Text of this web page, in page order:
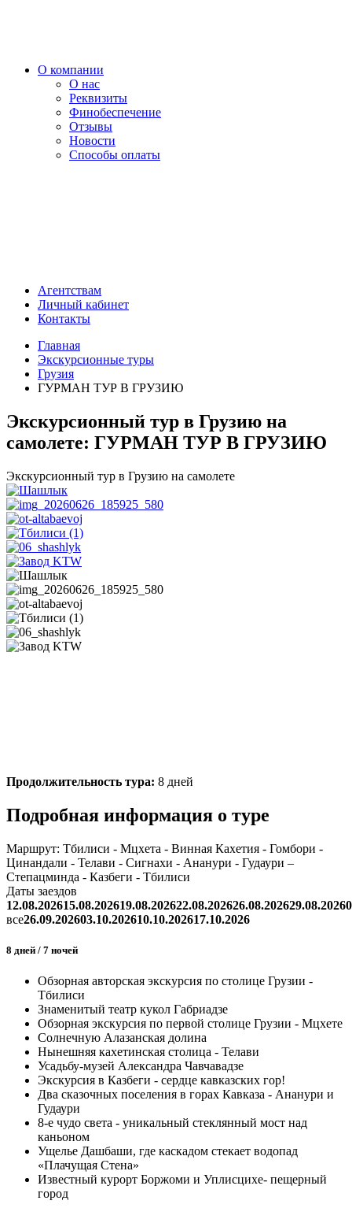
О компании
О нас
Реквизиты
Финобеспечение
Отзывы
Новости
Способы оплаты
Агентствам
Личный кабинет
Контакты
Главная
Экскурсионные туры
Грузия
ГУРМАН ТУР В ГРУЗИЮ
Экскурсионный тур в Грузию на
самолете: ГУРМАН ТУР В ГРУЗИЮ
Экскурсионный тур в Грузию на самолете
Продолжительность тура: 8 дней
Подробная информация о туре
Маршрут: Тбилиси - Мцхета - Винная Кахетия - Гомбори -
Цинандали - Телави - Сигнахи - Ананури - Гудаури –
Степацминда - Казбеги - Тбилиси
Даты заездов
12.08.202615.08.202619.08.202622.08.202626.08.202629.08.2026
все26.09.202603.10.202610.10.202617.10.2026
8 дней / 7 ночей
Обзорная авторская экскурсия по столице Грузии -
Тбилиси
Знаменитый театр кукол Габриадзе
Обзорная экскурсия по первой столице Грузии - Мцхете
Солнечную Алазанская долина
Нынешняя кахетинская столица - Телави
Усадьбу-музей Александра Чавчавадзе
Экскурсия в Казбеги - сердце кавказских гор!
Два сказочных поселения в горах Кавказа - Ананури и
Гудаури
8-е чудо света - уникальный стеклянный мост над
каньоном
Ущелье Дашбаши, где каскадом стекает водопад
«Плачущая Стена»
Известный курорт Боржоми и Уплисцихе- пещерный
город